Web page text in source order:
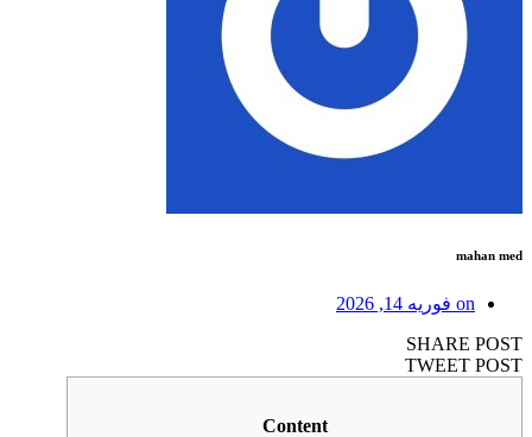
mahan med
on فوریه 14, 2026
SHARE POST
TWEET POST
Content